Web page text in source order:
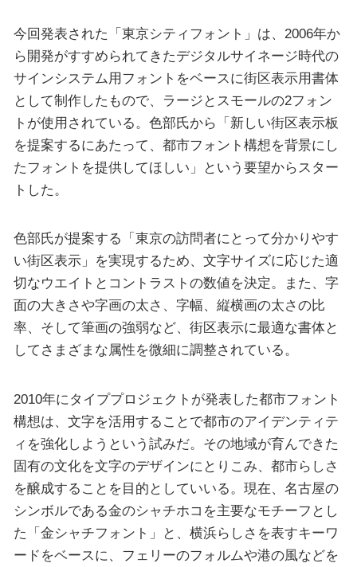
今回発表された「東京シティフォント」は、2006年か
ら開発がすすめられてきたデジタルサイネージ時代の
サインシステム用フォントをベースに街区表示用書体
として制作したもので、ラージとスモールの2フォン
トが使用されている。色部氏から「新しい街区表示板
を提案するにあたって、都市フォント構想を背景にし
たフォントを提供してほしい」という要望からスター
トした。
色部氏が提案する「東京の訪問者にとって分かりやす
い街区表示」を実現するため、文字サイズに応じた適
切なウエイトとコントラストの数値を決定。また、字
面の大きさや字画の太さ、字幅、縦横画の太さの比
率、そして筆画の強弱など、街区表示に最適な書体と
してさまざまな属性を微細に調整されている。
2010年にタイププロジェクトが発表した都市フォント
構想は、文字を活用することで都市のアイデンティテ
ィを強化しようという試みだ。その地域が育んできた
固有の文化を文字のデザインにとりこみ、都市らしさ
を醸成することを目的としていいる。現在、名古屋の
シンボルである金のシャチホコを主要なモチーフとし
た「金シャチフォント」と、横浜らしさを表すキーワ
ードをベースに、フェリーのフォルムや港の風などを